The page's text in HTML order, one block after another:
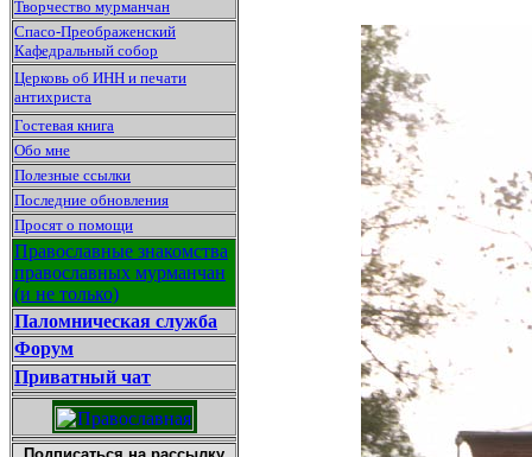
Творчество мурманчан
Спасо-Преображенский
Кафедральный собор
Церковь об ИНН и печати
антихриста
Гостевая книга
Обо мне
Полезные ссылки
Последние обновления
Просят о помощи
Православные знакомства
православных мурманчан
(и не только)
Паломническая служба
Форум
Приватный чат